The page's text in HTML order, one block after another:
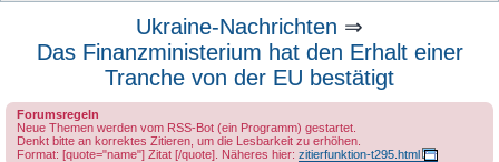
Ukraine-Nachrichten ⇒
Das Finanzministerium hat den Erhalt einer
Tranche von der EU bestätigt
Forumsregeln
Neue Themen werden vom RSS-Bot (ein Programm) gestartet.
Denkt bitte an korrektes Zitieren, um die Lesbarkeit zu erhöhen.
Format: [quote="name"] Zitat [/quote]. Näheres hier: zitierfunktion-t295.html